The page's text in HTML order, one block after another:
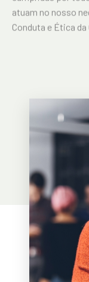
atuam no nosso
Conduta e Ética da